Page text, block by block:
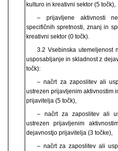
kulturo in kreativni sektor (5 točk),
– prijavljene aktivnosti
specifičnih spretnosti, znanj in
kreativni sektor (0 točk).
3.2 Vsebinska utemeljenost
usposabljanje in skladnost z
točk):
– načrt za zaposlitev ali
ustrezen prijavljenim aktivnostim
prijavitelja (5 točk),
– načrt za zaposlitev ali
ustrezen prijavljenim
dejavnostjo prijavitelja (3 točke),
– načrt za zaposlitev ali